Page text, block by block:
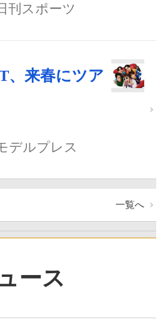
刊スポーツ
、来春にツア
デルプレス
一覧へ
ース